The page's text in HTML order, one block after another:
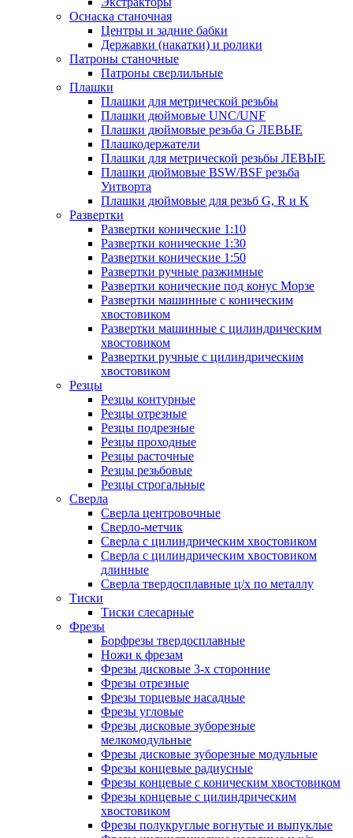
Оснаска станочная
Центры и задние бабки
Державки (накатки) и ролики
Патроны станочные
Патроны сверлильные
Плашки
Плашки для метрической резьбы
Плашки дюймовые UNC/UNF
Плашки дюймовые резьба G ЛЕВЫЕ
Плашкодержатели
Плашки для метрической резьбы ЛЕВЫЕ
Плашки дюймовые BSW/BSF резьба
Уитворта
Плашки дюймовые для резьб G, R и K
Развертки
Развертки конические 1:10
Развертки конические 1:30
Развертки конические 1:50
Развертки ручные разжимные
Развертки конические под конус Морзе
Развертки машинные с коническим
хвостовиком
Развертки машинные с цилиндрическим
хвостовиком
Развертки ручные с цилиндрическим
хвостовиком
Резцы
Резцы контурные
Резцы отрезные
Резцы подрезные
Резцы проходные
Резцы расточные
Резцы резьбовые
Резцы строгальные
Сверла
Сверла центровочные
Сверло-метчик
Сверла с цилиндрическим хвостовиком
Сверла с цилиндрическим хвостовиком
длинные
Сверла твердосплавные ц/х по металлу
Тиски
Тиски слесарные
Фрезы
Борфрезы твердосплавные
Ножи к фрезам
Фрезы дисковые 3-х сторонние
Фрезы отрезные
Фрезы торцевые насадные
Фрезы угловые
Фрезы дисковые зуборезные
мелкомодульные
Фрезы дисковые зуборезные модульные
Фрезы концевые радиусные
Фрезы концевые с коническим хвостовиком
Фрезы концевые с цилиндрическим
хвостовиком
Фрезы полукруглые вогнутые и выпуклые